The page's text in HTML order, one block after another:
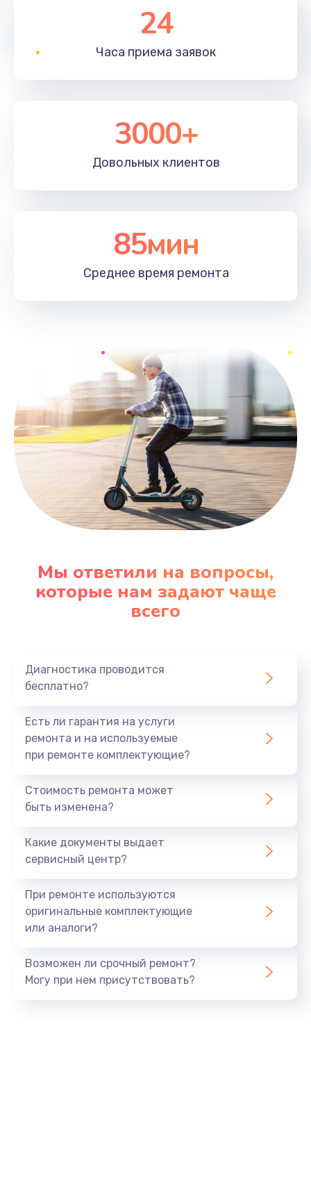
24
Часа приема заявок
3000+
Довольных клиентов
85мин
Среднее время ремонта
Мы ответили на вопросы,
которые нам задают чаще
всего
Диагностика проводится
бесплатно?
Есть ли гарантия на услуги
ремонта и на используемые
при ремонте комплектующие?
Стоимость ремонта может
быть изменена?
Какие документы выдает
сервисный центр?
При ремонте используются
оригинальные комплектующие
или аналоги?
Возможен ли срочный ремонт?
Могу при нем присутствовать?